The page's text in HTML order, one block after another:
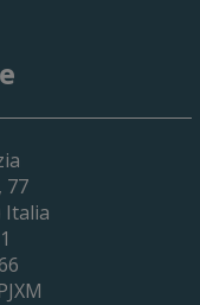
Dei Delegati
77
Italia